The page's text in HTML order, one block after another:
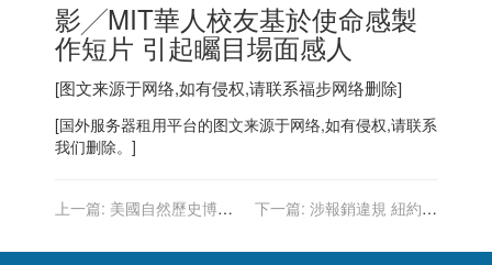
影╱MIT華人校友基於使命感製
作短片 引起矚目場面感人
[图文来源于网络,如有侵权,请联系福步网络删除]
[国外服务器租用平台的图文来源于网络,如有侵权,请联系
我们删除。]
上一篇: 美國自然歷史博物
下一篇: 涉報銷違規 紐約市
調查後辭職